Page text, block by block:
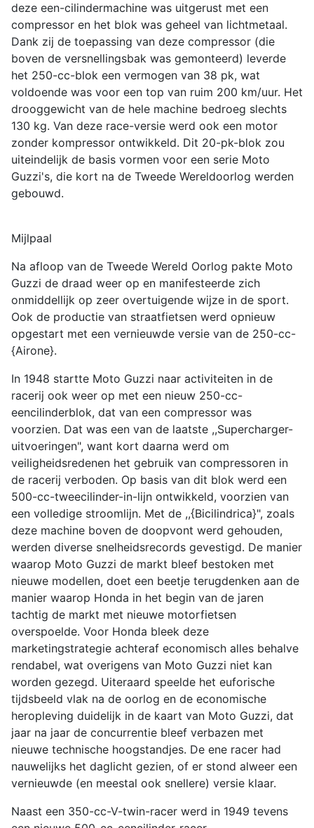
deze een-cilindermachine was uitgerust met een
compressor en het blok was geheel van lichtmetaal.
Dank zij de toepassing van deze compressor (die
boven de versnellingsbak was gemonteerd) leverde
het 250-cc-blok een vermogen van 38 pk, wat
voldoende was voor een top van ruim 200 km/uur. Het
drooggewicht van de hele machine bedroeg slechts
130 kg. Van deze race-versie werd ook een motor
zonder kompressor ontwikkeld. Dit 20-pk-blok zou
uiteindelijk de basis vormen voor een serie Moto
Guzzi's, die kort na de Tweede Wereldoorlog werden
gebouwd.
Mijlpaal
Na afloop van de Tweede Wereld Oorlog pakte Moto
Guzzi de draad weer op en manifesteerde zich
onmiddellijk op zeer overtuigende wijze in de sport.
Ook de productie van straatfietsen werd opnieuw
opgestart met een vernieuwde versie van de 250-cc-
{Airone}.
In 1948 startte Moto Guzzi naar activiteiten in de
racerij ook weer op met een nieuw 250-cc-
eencilinderblok, dat van een compressor was
voorzien. Dat was een van de laatste ,,Supercharger-
uitvoeringen", want kort daarna werd om
veiligheidsredenen het gebruik van compressoren in
de racerij verboden. Op basis van dit blok werd een
500-cc-tweecilinder-in-lijn ontwikkeld, voorzien van
een volledige stroomlijn. Met de ,,{Bicilindrica}", zoals
deze machine boven de doopvont werd gehouden,
werden diverse snelheidsrecords gevestigd. De manier
waarop Moto Guzzi de markt bleef bestoken met
nieuwe modellen, doet een beetje terugdenken aan de
manier waarop Honda in het begin van de jaren
tachtig de markt met nieuwe motorfietsen
overspoelde. Voor Honda bleek deze
marketingstrategie achteraf economisch alles behalve
rendabel, wat overigens van Moto Guzzi niet kan
worden gezegd. Uiteraard speelde het euforische
tijdsbeeld vlak na de oorlog en de economische
heropleving duidelijk in de kaart van Moto Guzzi, dat
jaar na jaar de concurrentie bleef verbazen met
nieuwe technische hoogstandjes. De ene racer had
nauwelijks het daglicht gezien, of er stond alweer een
vernieuwde (en meestal ook snellere) versie klaar.
Naast een 350-cc-V-twin-racer werd in 1949 tevens